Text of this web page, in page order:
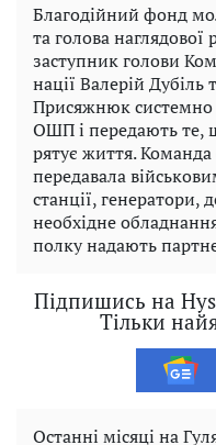
Благодійний фонд
та голова
заступник голови
нації Валерій
Присяжнюк системно
ОШП і передають те,
рятує життя.
передавала
станції, генератори,
необхідне
полку надають
Підпишись на
Тільки
Останні місяці на